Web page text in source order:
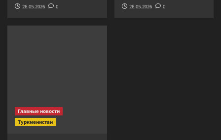
26.05.2026 0 26.05.2026 0
Главные новости
Туркменистан